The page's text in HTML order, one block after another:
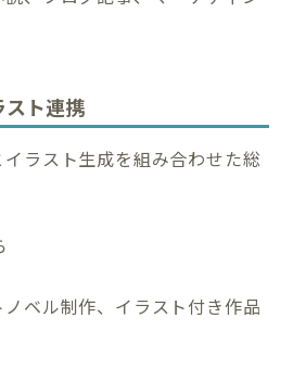
ト連携
ラスト生成を組み合わせた総
ノベル制作、イラスト付き作品